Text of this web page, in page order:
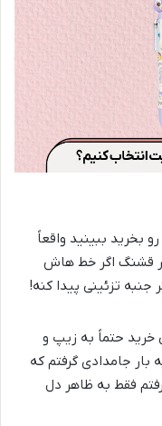
بخرید ببینید واقعاً
قشنگ اگر خط هاش
جنبه تزئینی پیدا کنه!
خرید حتماً به زیپ و
جامدادی گرفتم که
فقط به ظاهر دل